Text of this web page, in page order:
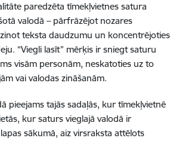
paredzēta tīmekļvietnes satura
valodā – pārfrāzējot nozares
teksta daudzumu un koncentrējoties
“Viegli lasīt” mērķis ir sniegt saturu
visām personām, neskatoties uz to
vai valodas zināšanām.
pieejams tajās sadaļās, kur tīmekļvietnē
kur saturs vieglajā valodā ir
sākumā, aiz virsraksta attēlots